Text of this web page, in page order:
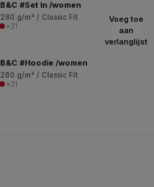
B&C #Set In /women
280 g/m² / Classic Fit
+31
Voeg toe
aan
verlanglijst
B&C #Hoodie /women
280 g/m² / Classic Fit
+31